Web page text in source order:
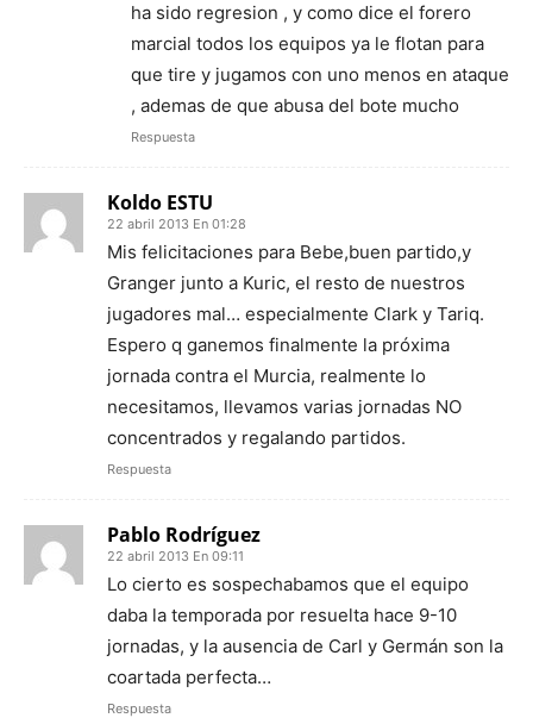
ha sido regresion , y como dice el forero
marcial todos los equipos ya le flotan para
que tire y jugamos con uno menos en ataque
, ademas de que abusa del bote mucho
Respuesta
Koldo ESTU
22 abril 2013 En 01:28
Mis felicitaciones para Bebe,buen partido,y
Granger junto a Kuric, el resto de nuestros
jugadores mal… especialmente Clark y Tariq.
Espero q ganemos finalmente la próxima
jornada contra el Murcia, realmente lo
necesitamos, llevamos varias jornadas NO
concentrados y regalando partidos.
Respuesta
Pablo Rodríguez
22 abril 2013 En 09:11
Lo cierto es sospechabamos que el equipo
daba la temporada por resuelta hace 9-10
jornadas, y la ausencia de Carl y Germán son la
coartada perfecta…
Respuesta